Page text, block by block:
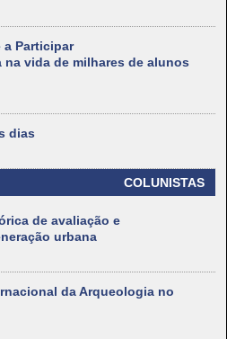
a Participar
na vida de milhares de alunos
dias
COLUNISTAS
de avaliação e
urbana
da Arqueologia no